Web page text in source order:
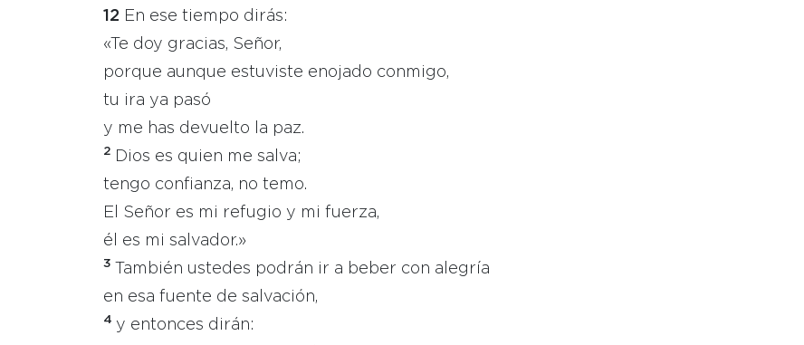
12 En ese tiempo dirás:
«Te doy gracias, Señor,
porque aunque estuviste enojado conmigo,
tu ira ya pasó
y me has devuelto la paz.
2
Dios es quien me salva;
tengo confianza, no temo.
El Señor es mi refugio y mi fuerza,
él es mi salvador.»
3
También ustedes podrán ir a beber con alegría
en esa fuente de salvación,
4 y entonces dirán: